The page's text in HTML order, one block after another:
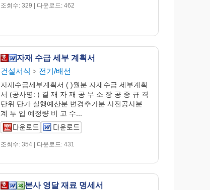
조회수: 329 | 다운로드: 462
자재 수급 세부 계획서
건설서식 > 전기/배선
자재수급세부계획서 ( )월분 자재수급 세부계획
서 (공사명: ) 결 재 자 재 공 무 소 장 공 종 규 격
단위 단가 실행예산분 변경추가분 사전공사분
계 투 입 예정량 비 고 수...
조회수: 354 | 다운로드: 431
본사 영달 재료 명세서